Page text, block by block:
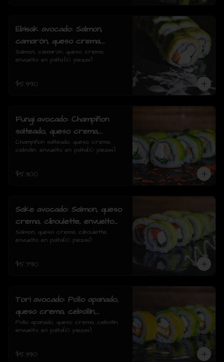
Ebisak avocado: Salmon,
camarón, queso crema,
envuelto en palta.
Salmon, camarón, queso crema,
envuelto en palta.(10 piezas)
$5.990
Fungi avocado: Champiñon
salteado, queso crema,
cebollin, envuelto en palta
Champiñon salteado, queso crema,
cebollin, envuelto en palta(10 piezas)
$5.300
Sake avocado: Salmon, queso
crema, ciboulette, envuelto
en palta
Salmon, queso crema, ciboulette,
envuelto en palta(10 piezas)
$5.790
Tori avocado: Pollo apanado,
queso crema, cebollin,
envuelto en palta
Pollo apanado, queso crema, cebollin,
envuelto en palta(10 piezas)
$5.390